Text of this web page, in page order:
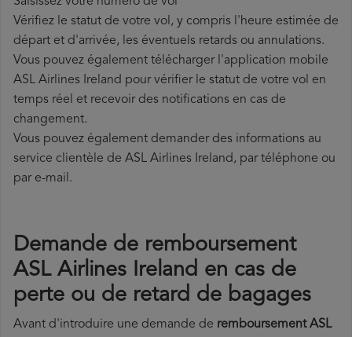
Vérifiez le statut de votre vol, y compris l'heure estimée de
départ et d'arrivée, les éventuels retards ou annulations.
Vous pouvez également télécharger l'application mobile
ASL Airlines Ireland pour vérifier le statut de votre vol en
temps réel et recevoir des notifications en cas de
changement.
Vous pouvez également demander des informations au
service clientèle de ASL Airlines Ireland, par téléphone ou
par e-mail.
Demande de remboursement
ASL Airlines Ireland en cas de
perte ou de retard de bagages
Avant d'introduire une demande de remboursement ASL